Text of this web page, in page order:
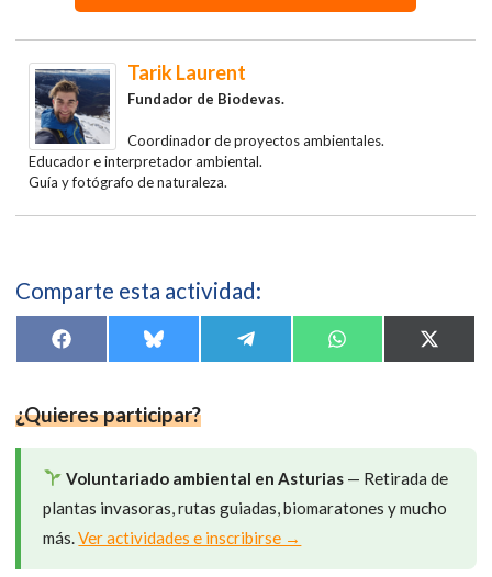
Tarik Laurent
Fundador de Biodevas.
Coordinador de proyectos ambientales.
Educador e interpretador ambiental.
Guía y fotógrafo de naturaleza.
Comparte esta actividad:
Compartir
en
F
a
b
o
Compartir
en
B
l
s
k
Compartir
en
e
Compartir
en
h
en
(
)
¿Quieres participar?
Voluntariado ambiental en Asturias— Retirada de
plantas invasoras, rutas guiadas, biomaratones y mucho
más.Ver actividades e inscribirse →